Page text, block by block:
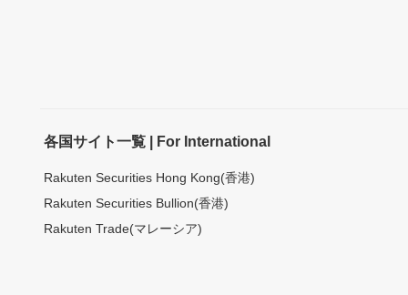
各国サイト一覧 | For International
Rakuten Securities Hong Kong(香港)
Rakuten Securities Bullion(香港)
Rakuten Trade(マレーシア)